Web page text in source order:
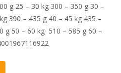
g 25 – 30 kg 300 – 350 g 30 –
390 – 435 g 40 – 45 kg 435 –
g 50 – 60 kg 510 – 585 g 60 –